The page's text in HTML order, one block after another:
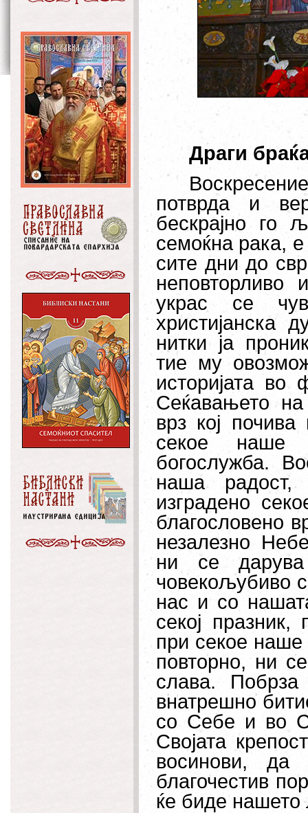
Драги
потврда и
бескрајно го
семоќна рака,
сите дни до
неповторливо
украс се
христијанска
нитки јa
тие му
историјата во
Сеќавањето
врз кој
секое наше
богослужба.
наша радост,
изградено
благословено
незалезно
ни се
човекољубиво
нас и со
секој
при секое
повторно, ни
слава.
внатрешно
со Себе и во
Својата
восинови,
благочестив
ќе биде нашето